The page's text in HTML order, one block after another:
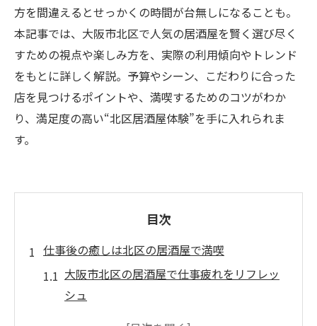
方を間違えるとせっかくの時間が台無しになることも。
本記事では、大阪市北区で人気の居酒屋を賢く選び尽く
すための視点や楽しみ方を、実際の利用傾向やトレンド
をもとに詳しく解説。予算やシーン、こだわりに合った
店を見つけるポイントや、満喫するためのコツがわか
り、満足度の高い“北区居酒屋体験”を手に入れられま
す。
目次
仕事後の癒しは北区の居酒屋で満喫
大阪市北区の居酒屋で仕事疲れをリフレッ
シュ
居酒屋で味わう北区ならではの癒し体験と